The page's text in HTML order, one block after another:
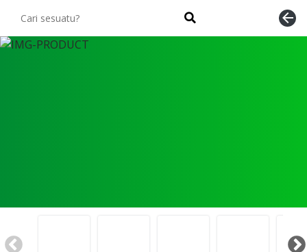
arrow_back